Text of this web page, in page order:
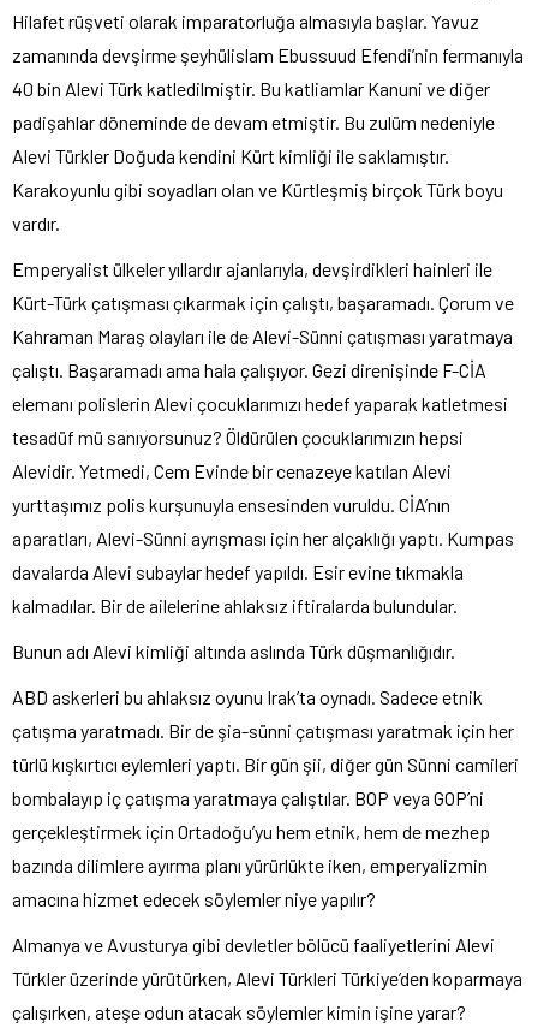
Hilafet rüşveti olarak imparatorluğa almasıyla başlar. Yavuz
zamanında devşirme şeyhülislam Ebussuud Efendi’nin fermanıyla
40 bin Alevi Türk katledilmiştir. Bu katliamlar Kanuni ve diğer
padişahlar döneminde de devam etmiştir. Bu zulüm nedeniyle
Alevi Türkler Doğuda kendini Kürt kimliği ile saklamıştır.
Karakoyunlu gibi soyadları olan ve Kürtleşmiş birçok Türk boyu
vardır.
Emperyalist ülkeler yıllardır ajanlarıyla, devşirdikleri hainleri ile
Kürt-Türk çatışması çıkarmak için çalıştı, başaramadı. Çorum ve
Kahraman Maraş olayları ile de Alevi-Sünni çatışması yaratmaya
çalıştı. Başaramadı ama hala çalışıyor. Gezi direnişinde F-CİA
elemanı polislerin Alevi çocuklarımızı hedef yaparak katletmesi
tesadüf mü sanıyorsunuz? Öldürülen çocuklarımızın hepsi
Alevidir. Yetmedi, Cem Evinde bir cenazeye katılan Alevi
yurttaşımız polis kurşunuyla ensesinden vuruldu. CİA’nın
aparatları, Alevi-Sünni ayrışması için her alçaklığı yaptı. Kumpas
davalarda Alevi subaylar hedef yapıldı. Esir evine tıkmakla
kalmadılar. Bir de ailelerine ahlaksız iftiralarda bulundular.
Bunun adı Alevi kimliği altında aslında Türk düşmanlığıdır.
ABD askerleri bu ahlaksız oyunu Irak’ta oynadı. Sadece etnik
çatışma yaratmadı. Bir de şia-sünni çatışması yaratmak için her
türlü kışkırtıcı eylemleri yaptı. Bir gün şii, diğer gün Sünni camileri
bombalayıp iç çatışma yaratmaya çalıştılar. BOP veya GOP’ni
gerçekleştirmek için Ortadoğu’yu hem etnik, hem de mezhep
bazında dilimlere ayırma planı yürürlükte iken, emperyalizmin
amacına hizmet edecek söylemler niye yapılır?
Almanya ve Avusturya gibi devletler bölücü faaliyetlerini Alevi
Türkler üzerinde yürütürken, Alevi Türkleri Türkiye’den koparmaya
çalışırken, ateşe odun atacak söylemler kimin işine yarar?